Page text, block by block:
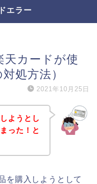
エラー
天カードが使
処方法）
2021年10月25日
ようとし
った！と
を購入しようとして